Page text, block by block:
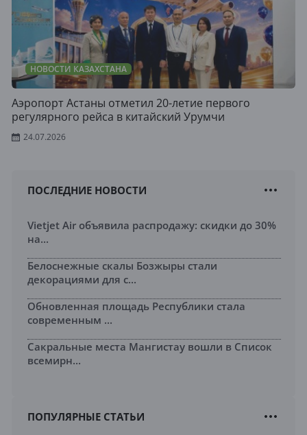
НОВОСТИ КАЗАХСТАНА
Аэропорт Астаны отметил 20-летие первого
регулярного рейса в китайский Урумчи
24.07.2026
ПОСЛЕДНИЕ НОВОСТИ
Vietjet Air объявила распродажу: скидки до 30%
на...
Белоснежные скалы Бозжыры стали
декорациями для с...
Обновленная площадь Республики стала
современным ...
Сакральные места Мангистау вошли в Список
всемирн...
ПОПУЛЯРНЫЕ СТАТЬИ